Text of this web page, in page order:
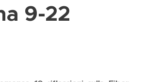
9-22